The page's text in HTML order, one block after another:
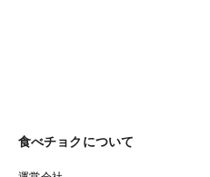
食べチョクについて